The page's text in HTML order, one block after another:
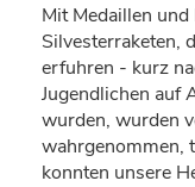
Mit Medaillen
Silvesterraketen,
erfuhren - kurz
Jugendlichen auf
wurden, wurden
wahrgenommen,
konnten unsere